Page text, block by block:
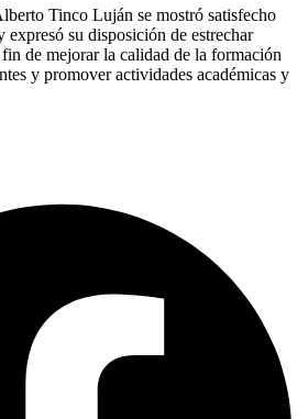
Tinco Luján se mostró satisfecho
su disposición de estrechar
de mejorar la calidad de la formación
y promover actividades académicas y